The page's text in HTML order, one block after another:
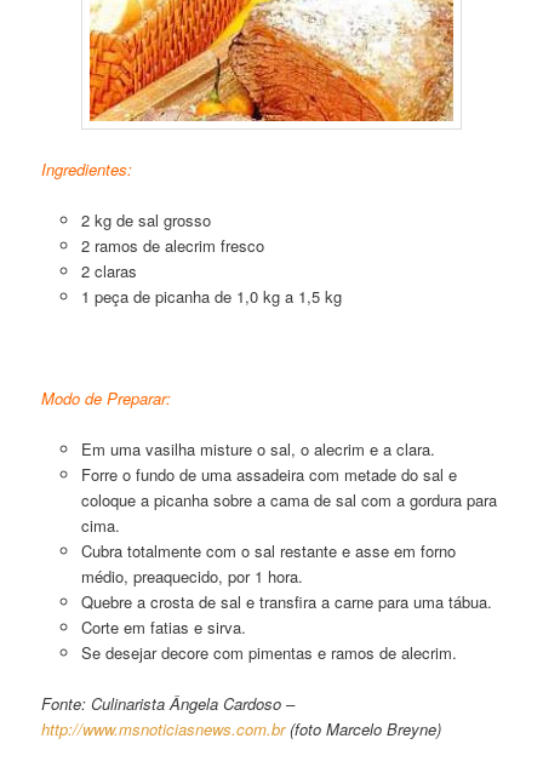
Ingredientes:
2 kg de sal grosso
2 ramos de alecrim fresco
2 claras
1 peça de picanha de 1,0 kg a 1,5 kg
Modo de Preparar:
Em uma vasilha misture o sal, o alecrim e a clara.
Forre o fundo de uma assadeira com metade do sal e
coloque a picanha sobre a cama de sal com a gordura para
cima.
Cubra totalmente com o sal restante e asse em forno
médio, preaquecido, por 1 hora.
Quebre a crosta de sal e transfira a carne para uma tábua.
Corte em fatias e sirva.
Se desejar decore com pimentas e ramos de alecrim.
Fonte: Culinarista Ângela Cardoso –
http://www.msnoticiasnews.com.br(foto Marcelo Breyne)